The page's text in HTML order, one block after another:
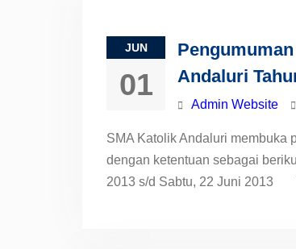
JUN
01
Andaluri
Admin Website
SMA Katolik Andaluri membuka
dengan ketentuan sebagai
2013 s/d Sabtu, 22 Juni